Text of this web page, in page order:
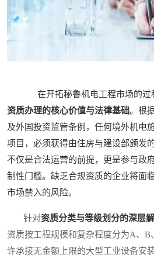
在开拓秘鲁机电工程市场的过
资质办理的核心价值与法律基础。根
及外国投资监管条例，任何境外机电
项目，必须获得由住房与建设部颁发
不仅是合法运营的前提，更是参与政
制性门槛。缺乏合规资质的企业将面
市场禁入的风险。
针对资质分类与等级划分的深层
资质按工程规模和复杂程度分为A、
许承接无金额上限的大型工业设备安